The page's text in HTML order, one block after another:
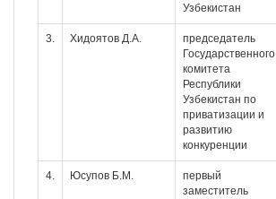
Узбекистан
3. Хидоятов Д.А.
председатель
Государственного
комитета
Республики
Узбекистан по
приватизации и
развитию
конкуренции
4. Юсупов Б.М.
первый
заместитель